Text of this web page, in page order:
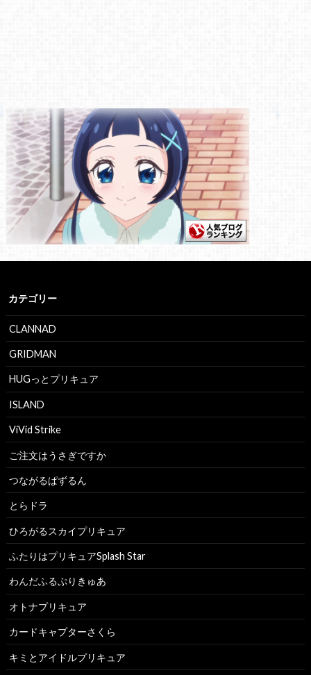
カテゴリー
CLANNAD
GRIDMAN
HUGっとプリキュア
ISLAND
ViVid Strike
ご注文はうさぎですか
つながるぱずるん
とらドラ
ひろがるスカイプリキュア
ふたりはプリキュアSplash Star
わんだふるぷりきゅあ
オトナプリキュア
カードキャプターさくら
キミとアイドルプリキュア